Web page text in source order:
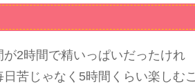
2時間で精いっぱいだったけれ
苦じゃなく5時間くらい楽しむこ